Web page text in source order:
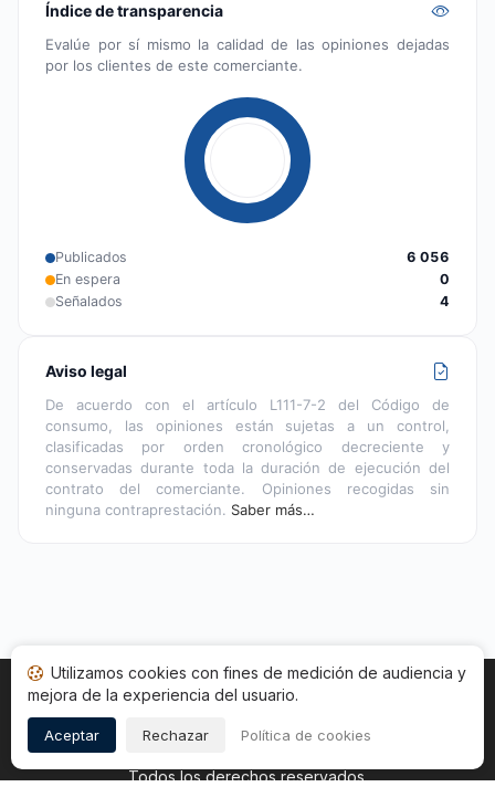
Índice de transparencia
Evalúe por sí mismo la calidad de las opiniones dejadas
por los clientes de este comerciante.
Publicados
6 056
En espera
0
Señalados
4
Aviso legal
De acuerdo con el artículo L111-7-2 del Código de
consumo, las opiniones están sujetas a un control,
clasificadas por orden cronológico decreciente y
conservadas durante toda la duración de ejecución del
contrato del comerciante. Opiniones recogidas sin
ninguna contraprestación. Saber más…
Inicio Estado opiniones Categorías
Copyright © 2026
Todos los derechos reservados.
Utilizamos cookies con fines de medición de audiencia y
mejora de la experiencia del usuario.
Aceptar Rechazar Política de cookies